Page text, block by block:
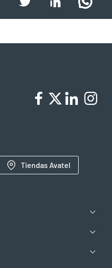
Tiendas Avatel